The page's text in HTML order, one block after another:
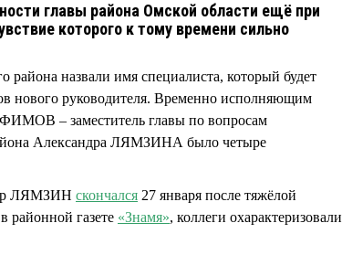
главы района Омской области ещё при
которого к тому времени сильно
района назвали имя специалиста, который будет
нового руководителя. Временно исполняющим
– заместитель главы по вопросам
Александра ЛЯМЗИНА было четыре
ЛЯМЗИН скончался 27 января после тяжёлой
районной газете «Знамя», коллеги охарактеризовали